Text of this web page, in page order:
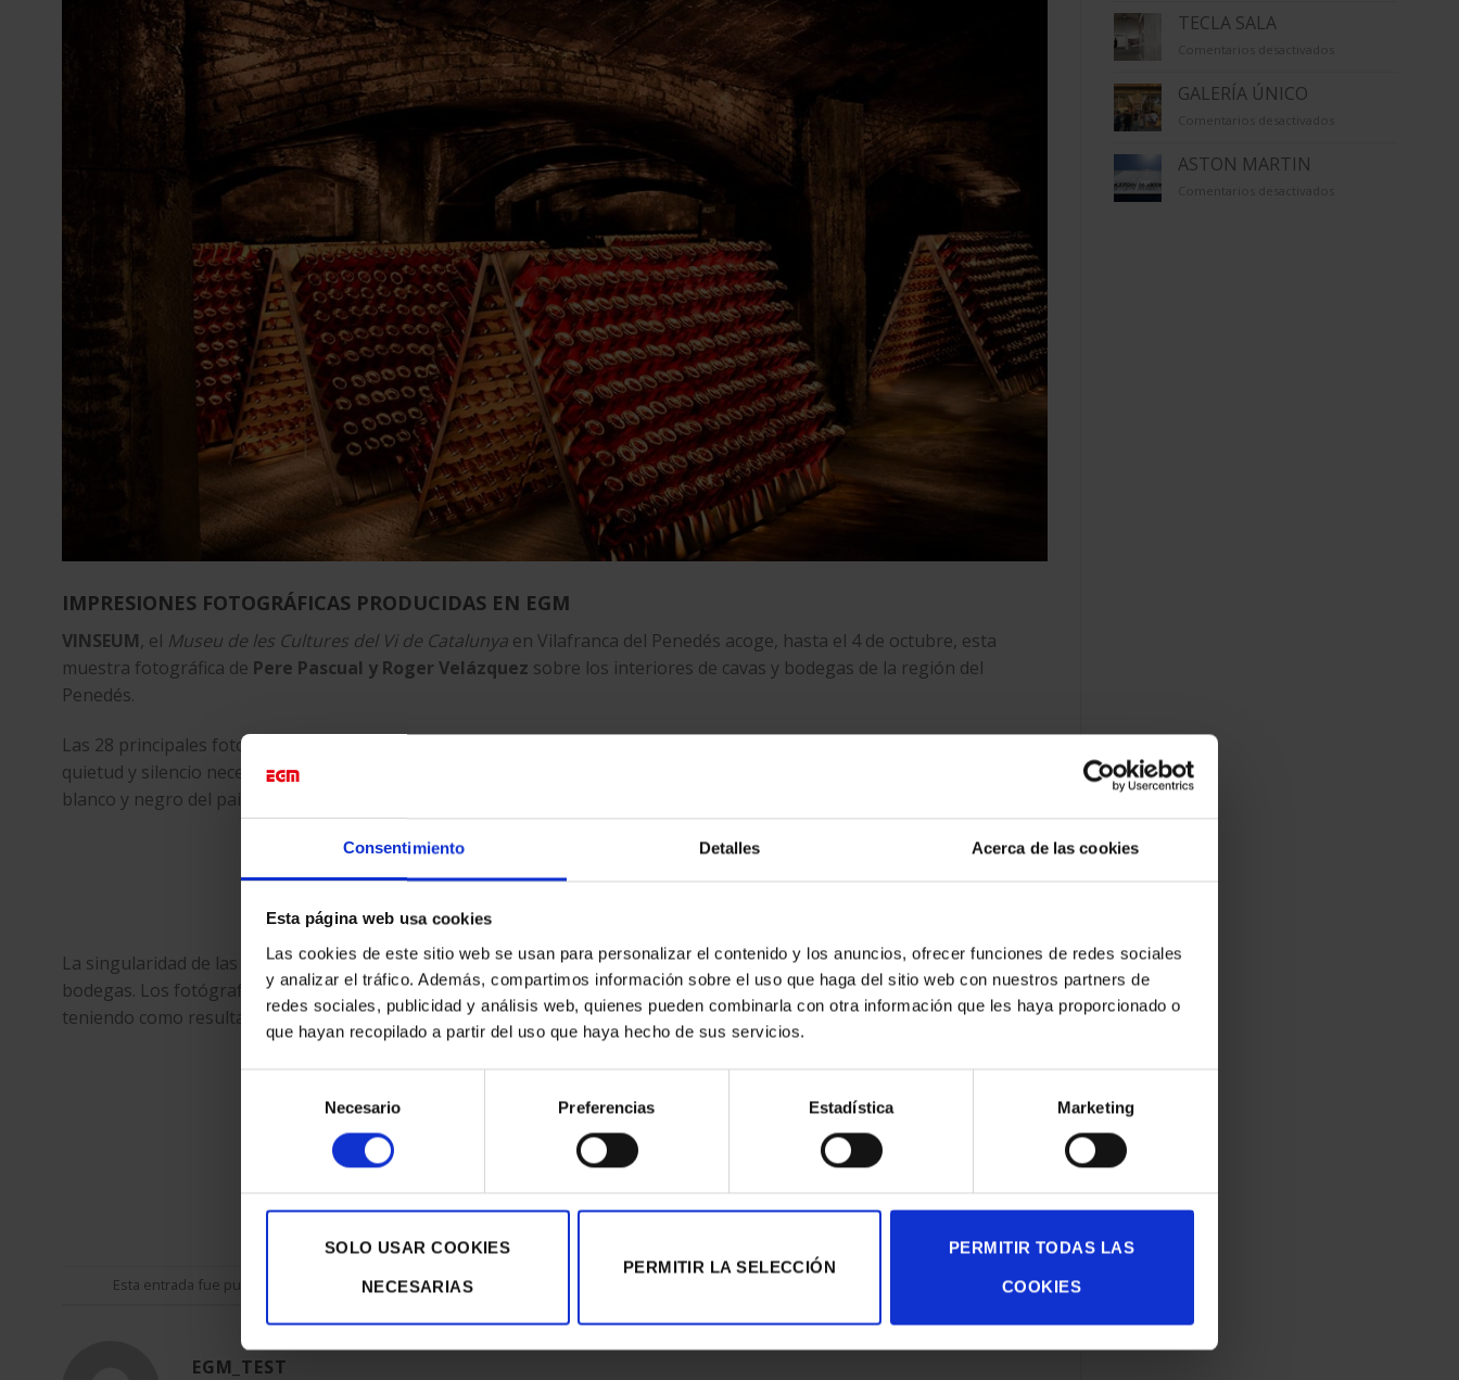
Consentimiento Detalles Acerca de las cookies
Esta página web usa cookies
Las cookies de este sitio web se usan para personalizar el contenido y los anuncios, ofrecer funciones de redes sociales
y analizar el tráfico. Además, compartimos información sobre el uso que haga del sitio web con nuestros partners de
redes sociales, publicidad y análisis web, quienes pueden combinarla con otra información que les haya proporcionado o
que hayan recopilado a partir del uso que haya hecho de sus servicios.
consentimiento
Necesario Preferencias Estadística Marketing
SOLO USAR COOKIES
NECESARIAS
PERMITIR LA SELECCIÓN
PERMITIR TODAS LAS
COOKIES
IMPRESIONES FOTOGRÁFICAS PRODUCIDAS EN EGM
VINSEUM, el Museu de les Cultures del Vi de Catalunya en Vilafranca del Penedés acoge, hasta el 4 de octubre, esta
muestra fotográfica de Pere Pascual y Roger Velázquez sobre los interiores de cavas y bodegas de la región del
Penedés.
Las 28 principales fotografías en color de la muestra
quietud y silencio necesaria para la elaboración de vinos y cavas, y se complementan con una selección de fotografías en
blanco y negro del paisaje exterior, reivindicando así también la poética del territorio del Penedés.
La singularidad de las imágenes a colorradica en el hecho de que están realizadas en la oscuridad necesaria de las
bodegas. Los fotógrafos utilizaroniluminación manual, como linternas, para‘pintar y capturar’estos espacios,
teniendo como resultado unas imágenes con una luz que no se había visto nunca.
Esta entrada fue publicada en Digital Printingy etiquetada
EGM_TEST
TECLA SALA
Comentarios desactivados
GALERÍA ÚNICO
Comentarios desactivados
ASTON MARTIN
Comentarios desactivados